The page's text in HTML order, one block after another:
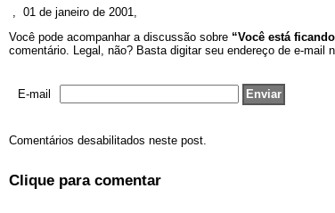
, 01 de janeiro de 2001,
Você pode acompanhar a discussão sobre “Você está
comentário. Legal, não? Basta digitar seu endereço de e-mail
E-mail
Comentários desabilitados neste post.
Clique para comentar